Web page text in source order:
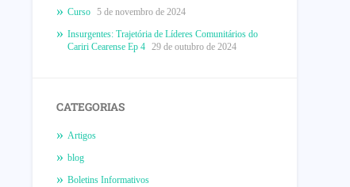
Curso 5 de novembro de 2024
Insurgentes: Trajetória de Líderes Comunitários do
Cariri Cearense Ep 4 29 de outubro de 2024
CATEGORIAS
Artigos
blog
Boletins Informativos